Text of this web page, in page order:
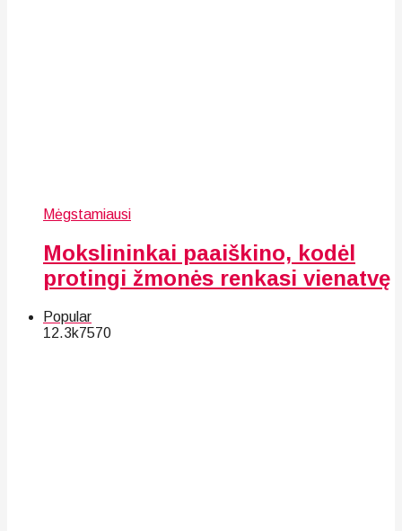
Mėgstamiausi
Mokslininkai paaiškino, kodėl
protingi žmonės renkasi vienatvę
Popular
12.3k7570